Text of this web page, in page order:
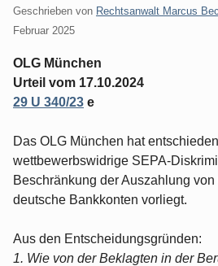
Geschrieben von Rechtsanwalt Marcus
Februar 2025
OLG München
Urteil vom 17.10.2024
29 U 340/23 e
Das OLG München hat
wettbewerbswidrige SEPA-
Beschränkung der Auszahlung
deutsche Bankkonten vorliegt.
Aus den Entscheidungsgründen:
1. Wie von der Beklagten in der